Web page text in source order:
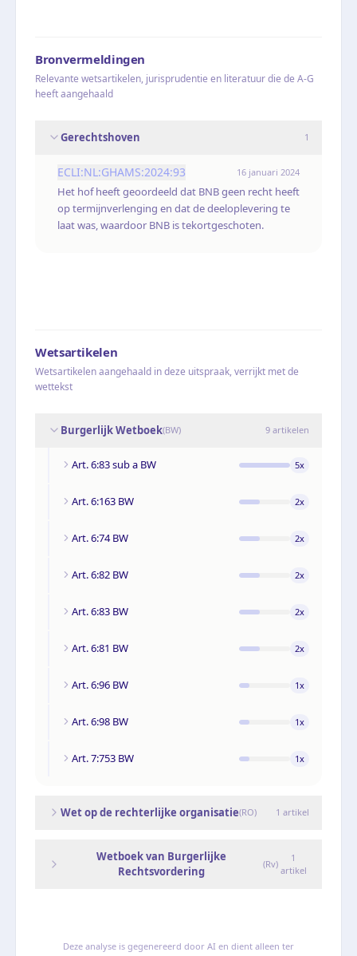
Bronvermeldingen
Relevante wetsartikelen, jurisprudentie en literatuur die de A-G
heeft aangehaald
Gerechtshoven 1
ECLI:NL:GHAMS:2024:93 16 januari 2024
Het hof heeft geoordeeld dat BNB geen recht heeft
op termijnverlenging en dat de deeloplevering te
laat was, waardoor BNB is tekortgeschoten.
Wetsartikelen
Wetsartikelen aangehaald in deze uitspraak, verrijkt met de
wettekst
Burgerlijk Wetboek(BW) 9 artikelen
Art. 6:83 sub a BW 5x
Art. 6:163 BW 2x
Art. 6:74 BW 2x
Art. 6:82 BW 2x
Art. 6:83 BW 2x
Art. 6:81 BW 2x
Art. 6:96 BW 1x
Art. 6:98 BW 1x
Art. 7:753 BW 1x
Wet op de rechterlijke organisatie(RO) 1 artikel
Wetboek van Burgerlijke
Rechtsvordering
(Rv)
1
artikel
Deze analyse is gegenereerd door AI en dient alleen ter